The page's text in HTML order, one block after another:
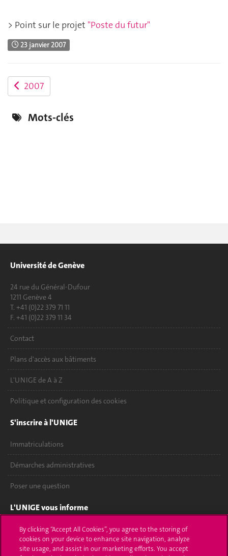
> Point sur le projet "Poste du futur"
23 janvier 2007
2007
Mots-clés
Université de Genève
24 rue du Général-Dufour
1211 Genève 4
T. +41 (0)22 379 71 11
F. +41 (0)22 379 11 34
Contact
Plans d'accès aux bâtiments
L'UNIGE de A à Z
Politique et configuration des cookies
S'inscrire à l'UNIGE
Immatriculations
Démarches administratives
Poser une question
L'UNIGE vous informe
UNIGE Mobile
Médias
By clicking “Accept All Cookies”, you agree to the storing of
cookies on your device to enhance site navigation, analyze
site usage, and assist in our marketing efforts. You accept